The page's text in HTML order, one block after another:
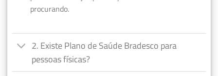
procurando.
2. Existe Plano de Saúde Bradesco para
pessoas físicas?